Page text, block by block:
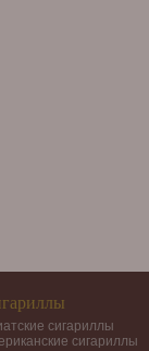
сигариллы
сигариллы